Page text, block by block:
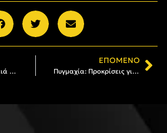
Πυγμαχία: Στη Λιβαδειά για το Πανελλήνιο Πρωτάθλημα ο ΑΡΗΣ
ΕΠΌΜΕΝΟ
Πυγμαχία: Προκρίσεις για Καρανικόλα και Δρούγο στο Πανελλήνιο Πρωτάθλημα